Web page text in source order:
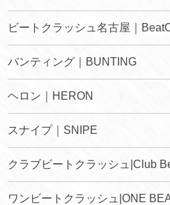
ビートクラッシュ名古屋｜
バンティング｜BUNTING
ヘロン｜HERON
スナイプ｜SNIPE
クラブビートクラッシュ|Club
ワンビートクラッシュ|ONE